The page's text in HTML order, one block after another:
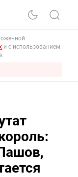
и с использованием